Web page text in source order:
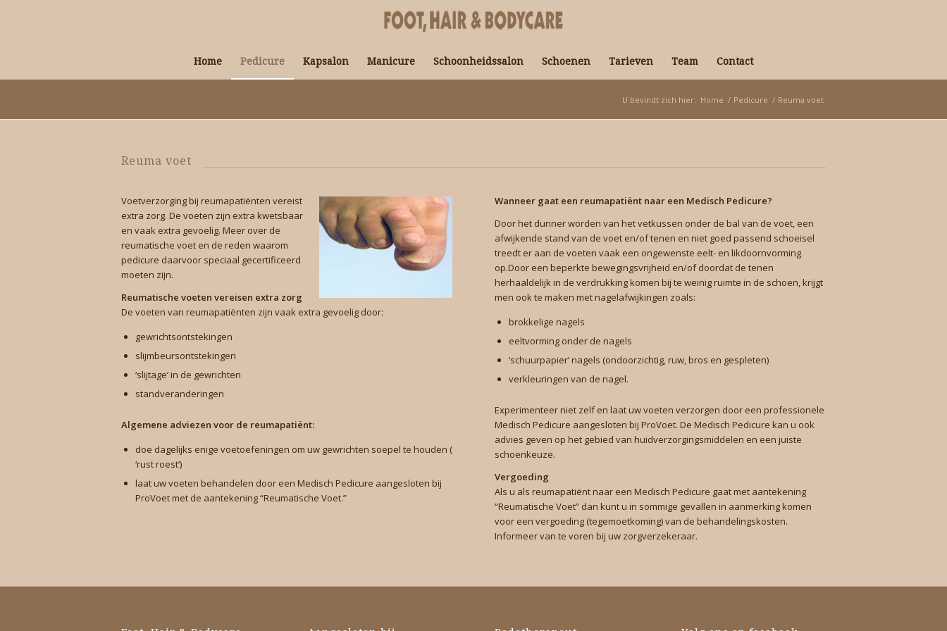
Home Pedicure Kapsalon Manicure Schoonheidssalon Schoenen Tarieven Team Contact
U bevindt zich hier: Home / Pedicure / Reuma voet
Reuma voet
Voetverzorging bij reumapatiënten vereist
extra zorg. De voeten zijn extra kwetsbaar
en vaak extra gevoelig. Meer over de
reumatische voet en de reden waarom
pedicure daarvoor speciaal gecertificeerd
moeten zijn.
Reumatische voeten vereisen extra zorg
De voeten van reumapatiënten zijn vaak extra gevoelig door:
gewrichtsontstekingen
slijmbeursontstekingen
‘slijtage’ in de gewrichten
standveranderingen
Algemene adviezen voor de reumapatiënt:
doe dagelijks enige voetoefeningen om uw gewrichten soepel te houden (
‘rust roest’)
laat uw voeten behandelen door een Medisch Pedicure aangesloten bij
ProVoet met de aantekening “Reumatische Voet.”
Wanneer gaat een reumapatiënt naar een Medisch Pedicure?
Door het dunner worden van het vetkussen onder de bal van de voet, een
afwijkende stand van de voet en/of tenen en niet goed passend schoeisel
treedt er aan de voeten vaak een ongewenste eelt- en likdoornvorming
op.Door een beperkte bewegingsvrijheid en/of doordat de tenen
herhaaldelijk in de verdrukking komen bij te weinig ruimte in de schoen, krijgt
men ook te maken met nagelafwijkingen zoals:
brokkelige nagels
eeltvorming onder de nagels
‘schuurpapier’ nagels (ondoorzichtig, ruw, bros en gespleten)
verkleuringen van de nagel.
Experimenteer niet zelf en laat uw voeten verzorgen door een professionele
Medisch Pedicure aangesloten bij ProVoet. De Medisch Pedicure kan u ook
advies geven op het gebied van huidverzorgingsmiddelen en een juiste
schoenkeuze.
Vergoeding
Als u als reumapatiënt naar een Medisch Pedicure gaat met aantekening
“Reumatische Voet” dan kunt u in sommige gevallen in aanmerking komen
voor een vergoeding (tegemoetkoming) van de behandelingskosten.
Informeer van te voren bij uw zorgverzekeraar.